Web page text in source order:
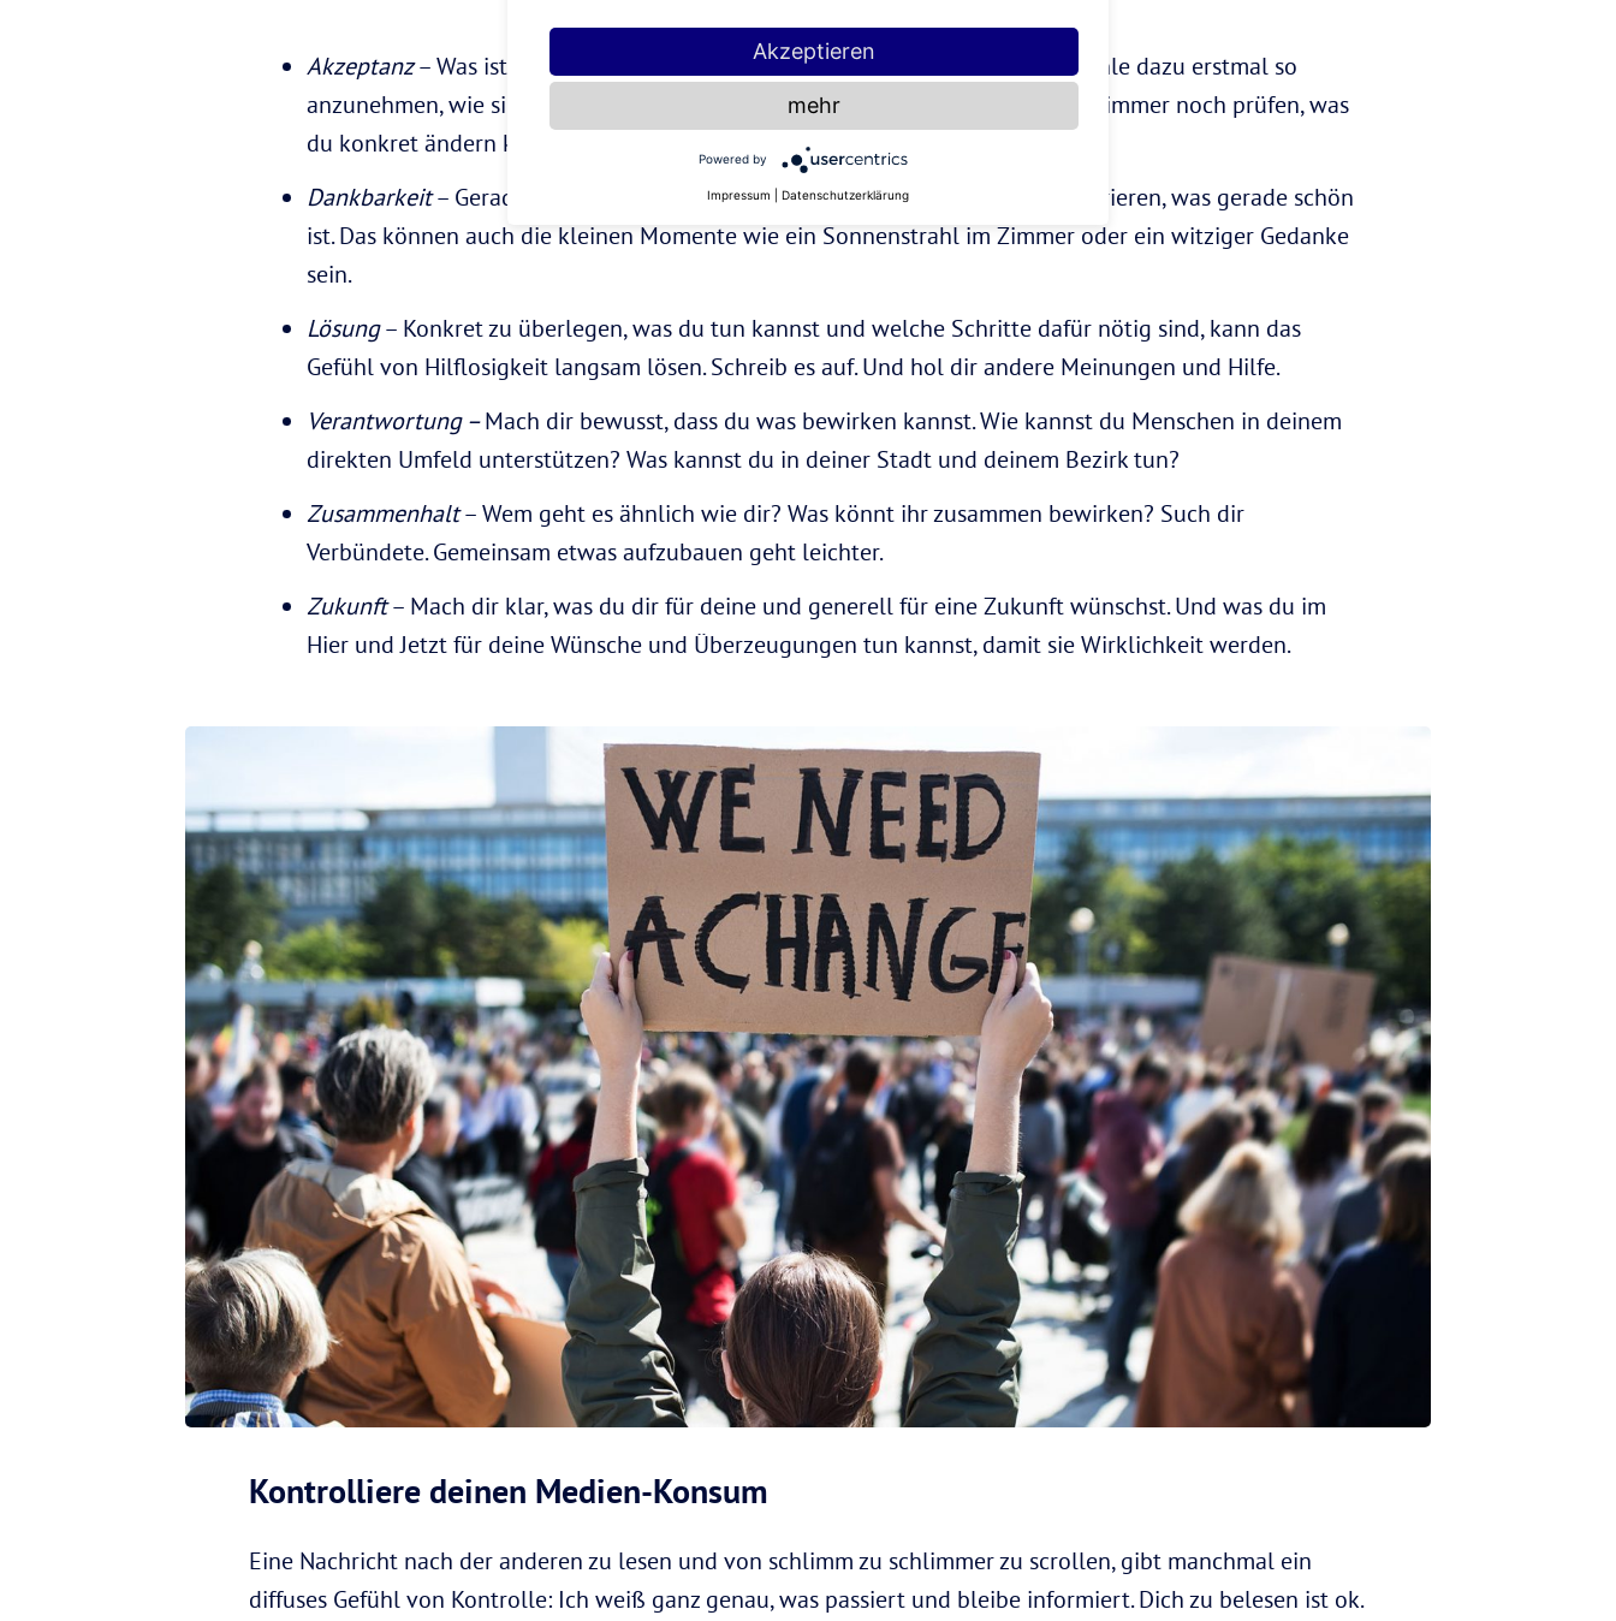
Akzeptanz– Was ist jetzt einfach so? Zu lernen, eine Situation und deine Gefühle dazu erstmal so
anzunehmen, wie sie gerade sind, macht dich ruhiger. Anschließend kannst du immer noch prüfen, was
du konkret ändern kannst.
Dankbarkeit– Gerade in schwierigen Zeiten tut es gut, sich auf das zu konzentrieren, was gerade schön
ist. Das können auch die kleinen Momente wie ein Sonnenstrahl im Zimmer oder ein witziger Gedanke
sein.
Lösung– Konkret zu überlegen, was du tun kannst und welche Schritte dafür nötig sind, kann das
Gefühl von Hilflosigkeit langsam lösen. Schreib es auf. Und hol dir andere Meinungen und Hilfe.
Verantwortung –Mach dir bewusst, dass du was bewirken kannst. Wie kannst du Menschen in deinem
direkten Umfeld unterstützen? Was kannst du in deiner Stadt und deinem Bezirk tun?
Zusammenhalt– Wem geht es ähnlich wie dir? Was könnt ihr zusammen bewirken? Such dir
Verbündete. Gemeinsam etwas aufzubauen geht leichter.
Zukunft– Mach dir klar, was du dir für deine und generell für eine Zukunft wünschst. Und was du im
Hier und Jetzt für deine Wünsche und Überzeugungen tun kannst, damit sie Wirklichkeit werden.
Kontrolliere deinen Medien-Konsum
Eine Nachricht nach der anderen zu lesen und von schlimm zu schlimmer zu scrollen, gibt manchmal ein
diffuses Gefühl von Kontrolle: Ich weiß ganz genau, was passiert und bleibe informiert. Dich zu belesen ist ok.
Akzeptieren
mehr
Powered by
Impressum Datenschutzerklärung